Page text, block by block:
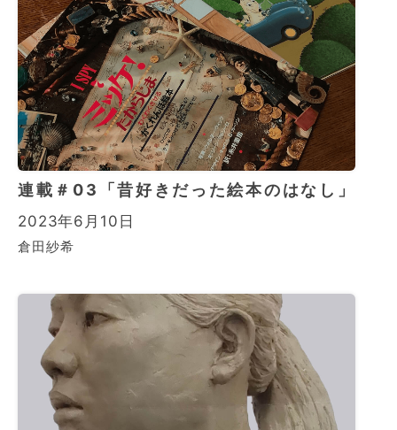
連載＃03「昔好きだった絵本のはなし」
2023年6月10日
倉田紗希